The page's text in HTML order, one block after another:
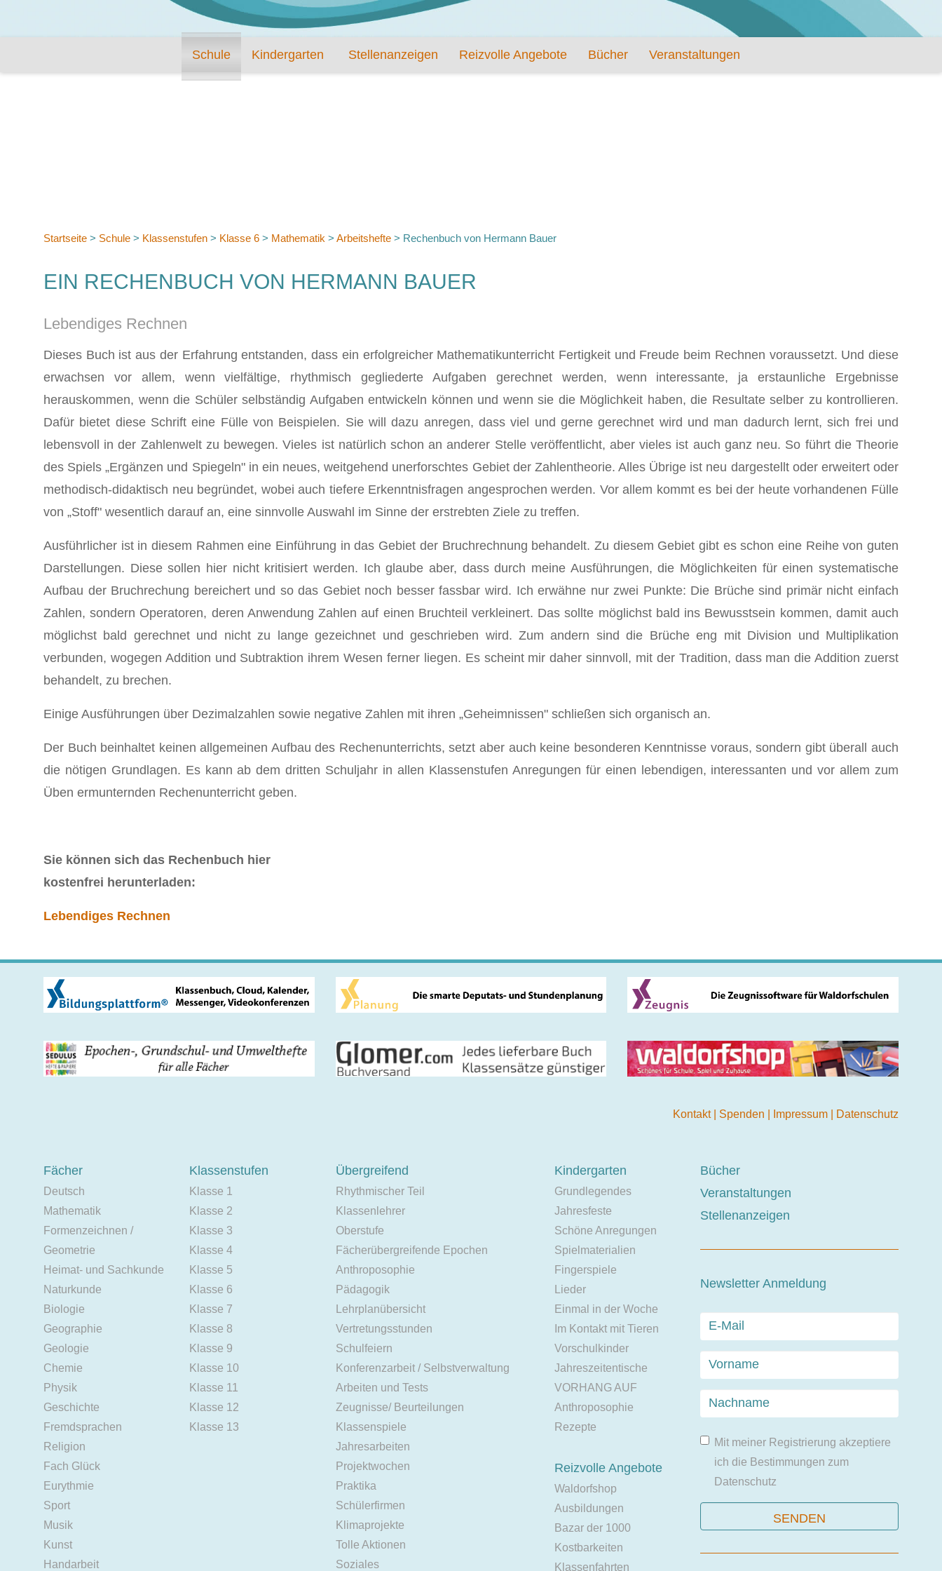
Schule Kindergarten Stellenanzeigen Reizvolle Angebote Bücher Veranstaltungen
Startseite > Schule > Klassenstufen > Klasse 6 > Mathematik > Arbeitshefte > Rechenbuch von Hermann Bauer
EIN RECHENBUCH VON HERMANN BAUER
Lebendiges Rechnen
Dieses Buch ist aus der Erfahrung entstanden, dass ein erfolgreicher Mathematikunterricht Fertigkeit und Freude beim Rechnen voraussetzt. Und diese
erwachsen vor allem, wenn vielfältige, rhythmisch gegliederte Aufgaben gerechnet werden, wenn interessante, ja erstaunliche Ergebnisse
herauskommen, wenn die Schüler selbständig Aufgaben entwickeln können und wenn sie die Möglichkeit haben, die Resultate selber zu kontrollieren.
Dafür bietet diese Schrift eine Fülle von Beispielen. Sie will dazu anregen, dass viel und gerne gerechnet wird und man dadurch lernt, sich frei und
lebensvoll in der Zahlenwelt zu bewegen. Vieles ist natürlich schon an anderer Stelle veröffentlicht, aber vieles ist auch ganz neu. So führt die Theorie
des Spiels „Ergänzen und Spiegeln" in ein neues, weitgehend unerforschtes Gebiet der Zahlentheorie. Alles Übrige ist neu dargestellt oder erweitert oder
methodisch-didaktisch neu begründet, wobei auch tiefere Erkenntnisfragen angesprochen werden. Vor allem kommt es bei der heute vorhandenen Fülle
von „Stoff" wesentlich darauf an, eine sinnvolle Auswahl im Sinne der erstrebten Ziele zu treffen.
Ausführlicher ist in diesem Rahmen eine Einführung in das Gebiet der Bruchrechnung behandelt. Zu diesem Gebiet gibt es schon eine Reihe von guten
Darstellungen. Diese sollen hier nicht kritisiert werden. Ich glaube aber, dass durch meine Ausführungen, die Möglichkeiten für einen systematische
Aufbau der Bruchrechung bereichert und so das Gebiet noch besser fassbar wird. Ich erwähne nur zwei Punkte: Die Brüche sind primär nicht einfach
Zahlen, sondern Operatoren, deren Anwendung Zahlen auf einen Bruchteil verkleinert. Das sollte möglichst bald ins Bewusstsein kommen, damit auch
möglichst bald gerechnet und nicht zu lange gezeichnet und geschrieben wird. Zum andern sind die Brüche eng mit Division und Multiplikation
verbunden, wogegen Addition und Subtraktion ihrem Wesen ferner liegen. Es scheint mir daher sinnvoll, mit der Tradition, dass man die Addition zuerst
behandelt, zu brechen.
Einige Ausführungen über Dezimalzahlen sowie negative Zahlen mit ihren „Geheimnissen" schließen sich organisch an.
Der Buch beinhaltet keinen allgemeinen Aufbau des Rechenunterrichts, setzt aber auch keine besonderen Kenntnisse voraus, sondern gibt überall auch
die nötigen Grundlagen. Es kann ab dem dritten Schuljahr in allen Klassenstufen Anregungen für einen lebendigen, interessanten und vor allem zum
Üben ermunternden Rechenunterricht geben.
Sie können sich das Rechenbuch hier
kostenfrei herunterladen:
Lebendiges Rechnen
Kontakt Spenden Impressum Datenschutz
Fächer
Deutsch
Mathematik
Formenzeichnen /
Geometrie
Heimat- und Sachkunde
Naturkunde
Biologie
Geographie
Geologie
Chemie
Physik
Geschichte
Fremdsprachen
Religion
Fach Glück
Eurythmie
Sport
Musik
Kunst
Handarbeit
Klassenstufen
Klasse 1
Klasse 2
Klasse 3
Klasse 4
Klasse 5
Klasse 6
Klasse 7
Klasse 8
Klasse 9
Klasse 10
Klasse 11
Klasse 12
Klasse 13
Übergreifend
Rhythmischer Teil
Klassenlehrer
Oberstufe
Fächerübergreifende Epochen
Anthroposophie
Pädagogik
Lehrplanübersicht
Vertretungsstunden
Schulfeiern
Konferenzarbeit / Selbstverwaltung
Arbeiten und Tests
Zeugnisse/ Beurteilungen
Klassenspiele
Jahresarbeiten
Projektwochen
Praktika
Schülerfirmen
Klimaprojekte
Tolle Aktionen
Soziales
Kindergarten
Grundlegendes
Jahresfeste
Schöne Anregungen
Spielmaterialien
Fingerspiele
Lieder
Einmal in der Woche
Im Kontakt mit Tieren
Vorschulkinder
Jahreszeitentische
VORHANG AUF
Anthroposophie
Rezepte
Reizvolle Angebote
Waldorfshop
Ausbildungen
Bazar der 1000
Kostbarkeiten
Klassenfahrten
Bücher
Veranstaltungen
Stellenanzeigen
Newsletter Anmeldung
Mit meiner Registrierung akzeptiere
ich die Bestimmungen zum
Datenschutz